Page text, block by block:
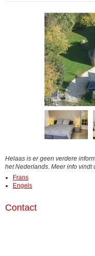
Helaas is er geen verdere
het Nederlands. Meer info vindt
Frans
Engels
Contact